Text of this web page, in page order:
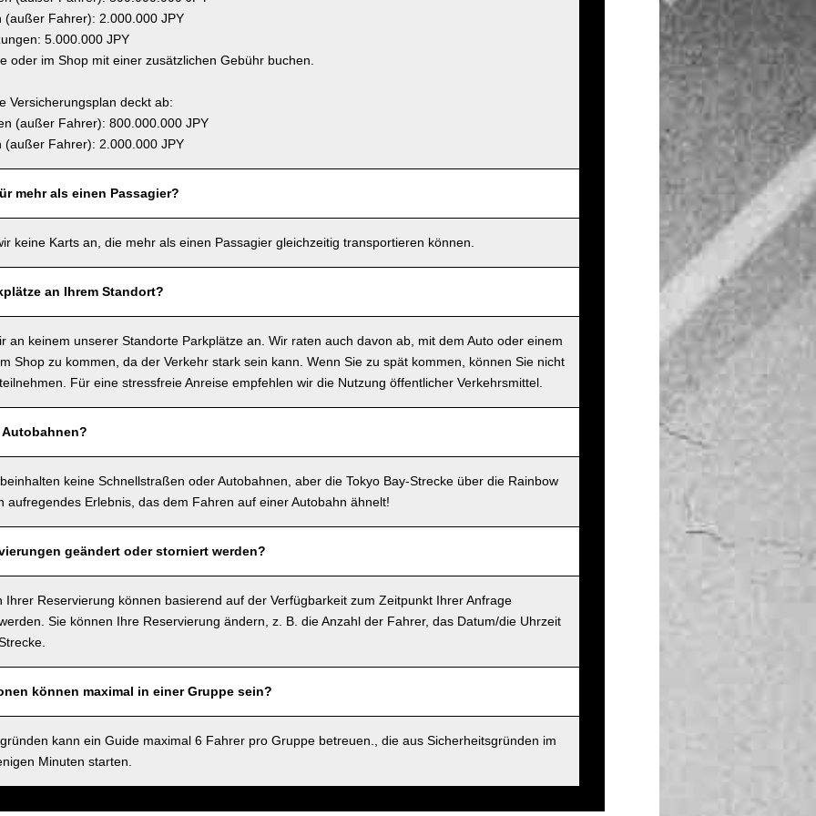
(außer Fahrer): 2.000.000 JPY
5.000.000 JPY
oder im Shop mit einer zusätzlichen Gebühr buchen.
Versicherungsplan deckt ab:
(außer Fahrer): 800.000.000 JPY
(außer Fahrer): 2.000.000 JPY
mehr als einen Passagier?
keine Karts an, die mehr als einen Passagier gleichzeitig transportieren können.
an Ihrem Standort?
an keinem unserer Standorte Parkplätze an. Wir raten auch davon ab, mit dem Auto oder einem
Shop zu kommen, da der Verkehr stark sein kann. Wenn Sie zu spät kommen, können Sie nicht
Für eine stressfreie Anreise empfehlen wir die Nutzung öffentlicher Verkehrsmittel.
keine Schnellstraßen oder Autobahnen, aber die Tokyo Bay-Strecke über die Rainbow
aufregendes Erlebnis, das dem Fahren auf einer Autobahn ähnelt!
geändert oder storniert werden?
Ihrer Reservierung können basierend auf der Verfügbarkeit zum Zeitpunkt Ihrer Anfrage
Sie können Ihre Reservierung ändern, z. B. die Anzahl der Fahrer, das Datum/die Uhrzeit
können maximal in einer Gruppe sein?
kann ein Guide maximal 6 Fahrer pro Gruppe betreuen., die aus Sicherheitsgründen im
Minuten starten.